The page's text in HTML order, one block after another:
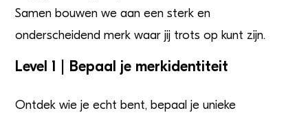
Samen bouwen we aan een sterk en
onderscheidend merk waar jij trots op kunt zijn.
Level 1 | Bepaal je merkidentiteit
Ontdek wie je echt bent, bepaal je unieke